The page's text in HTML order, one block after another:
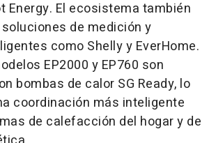
Energy. El ecosistema también
de medición y
como Shelly y EverHome.
EP2000 y EP760 son
bombas de calor SG Ready, lo
coordinación más inteligente
de calefacción del hogar y de